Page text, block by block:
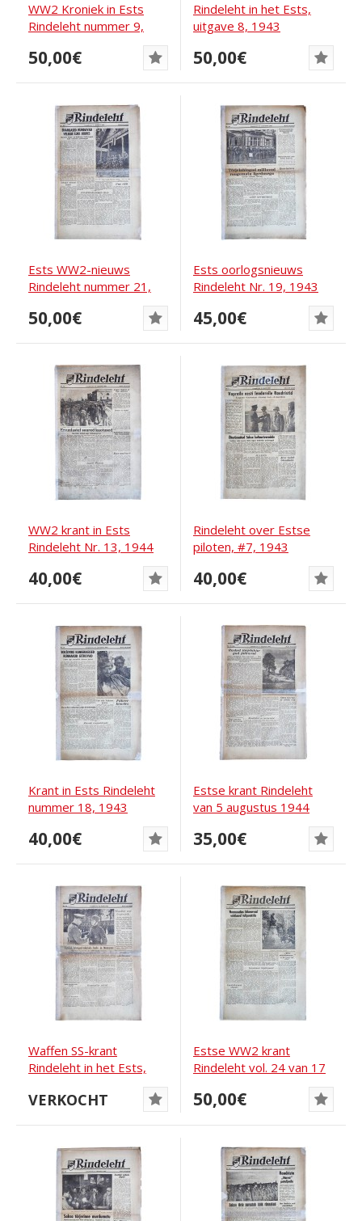
WW2 Kroniek in Ests
Rindeleht nummer 9,
50,00€
Rindeleht in het Ests,
uitgave 8, 1943
50,00€
Ests WW2-nieuws
Rindeleht nummer 21,
50,00€
Ests oorlogsnieuws
Rindeleht Nr. 19, 1943
45,00€
WW2 krant in Ests
Rindeleht Nr. 13, 1944
40,00€
Rindeleht over Estse
piloten, #7, 1943
40,00€
Krant in Ests Rindeleht
nummer 18, 1943
40,00€
Estse krant Rindeleht
van 5 augustus 1944
35,00€
Waffen SS-krant
Rindeleht in het Ests,
VERKOCHT
Estse WW2 krant
Rindeleht vol. 24 van 17
50,00€